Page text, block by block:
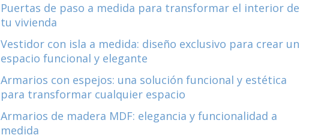
Puertas de paso a medida para transformar el interior de
tu vivienda
Vestidor con isla a medida: diseño exclusivo para crear un
espacio funcional y elegante
Armarios con espejos: una solución funcional y estética
para transformar cualquier espacio
Armarios de madera MDF: elegancia y funcionalidad a
medida